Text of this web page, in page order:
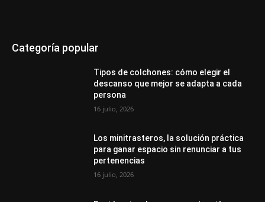
Categoría popular
Tipos de colchones: cómo elegir el
descanso que mejor se adapta a cada
persona
16 julio, 2026
Los minitrasteros, la solución práctica
para ganar espacio sin renunciar a tus
pertenencias
16 julio, 2026